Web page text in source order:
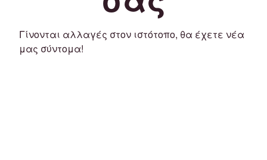
Γίνονται αλλαγές στον ιστότοπο, θα έχετε νέα
μας σύντομα!